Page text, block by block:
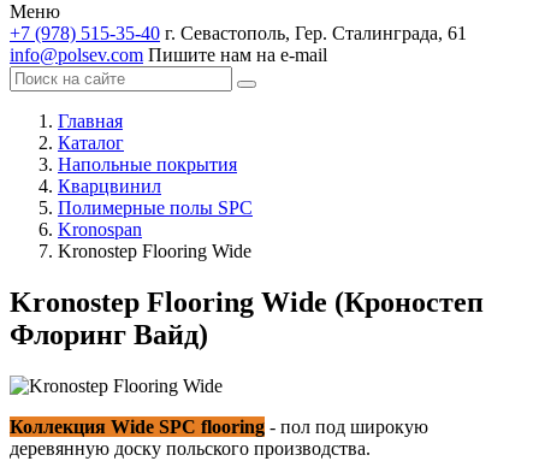
Меню
+7 (978) 515-35-40 г. Севастополь, Гер. Сталинграда, 61
info@polsev.com Пишите нам на e-mail
Главная
Каталог
Напольные покрытия
Кварцвинил
Полимерные полы SPC
Kronospan
Kronostep Flooring Wide
Kronostep Flooring Wide (Кроностеп
Флоринг Вайд)
Коллекция Wide SPC flooring - пол под широкую
деревянную доску польского производства.